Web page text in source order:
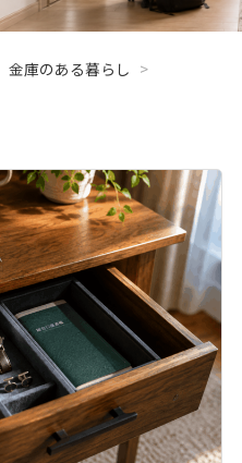
金庫のある暮らし